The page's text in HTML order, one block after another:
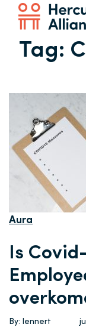
Tag:
Aura
Is
By: lennert